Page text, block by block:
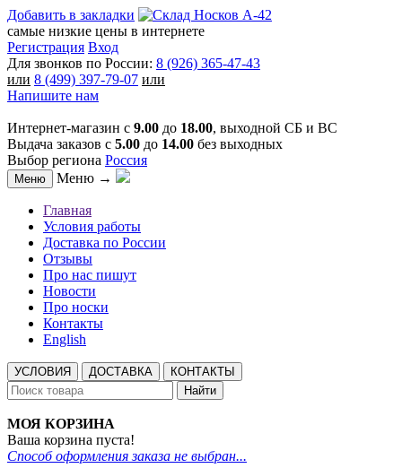
Добавить в закладки
самые низкие цены в интернете
Регистрация Вход
Для звонков по России: 8 (926) 365-47-43
или 8 (499) 397-79-07 или
Напишите нам
Интернет-магазин с 9.00 до 18.00, выходной СБ и ВС
Выдача заказов с 5.00 до 14.00 без выходных
Выбор региона Россия
Меню Меню →
Главная
Условия работы
Доставка по России
Отзывы
Про нас пишут
Новости
Про носки
Контакты
English
УСЛОВИЯ ДОСТАВКА
КОНТАКТЫ
Найти
МОЯ КОРЗИНА
Ваша корзина пуста!
Способ оформления заказа не выбран...